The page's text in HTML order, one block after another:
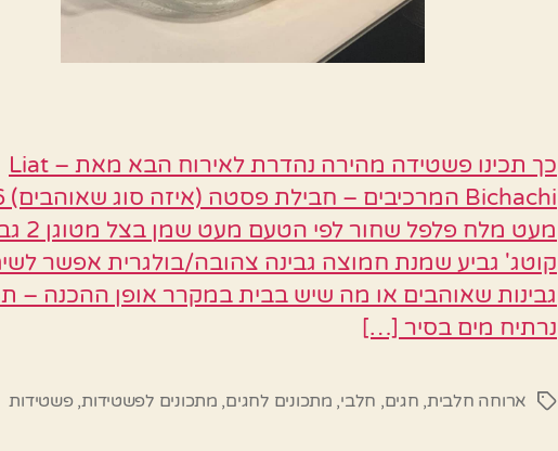
כך תכינו פשטידה מהירה נהדרת לאירוח הבא מאת – Liat
מעט מלח פלפל
קוטג' גביע שמנת חמוצה גבינה צהובה/בולגרית אפשר
גבינות שאוהבים או מה שיש בבית במקרר אופן ההכנה –
נרתיח מים בסיר […]
תגיותארוחה חלבית, חגים, חלבי, מתכונים לחגים, מתכונים לפשטידות,פשטידות